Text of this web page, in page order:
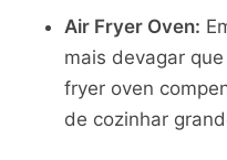
Air Fryer Oven:
mais devagar
fryer oven
de cozinhar